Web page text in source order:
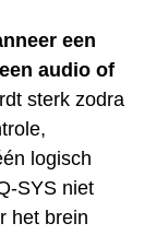
een
audio of
sterk zodra
logisch
SYS niet
het brein